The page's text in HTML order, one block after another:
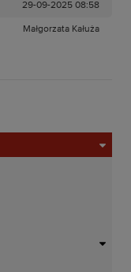
29-09-2025 08:58
Małgorzata Kałuża